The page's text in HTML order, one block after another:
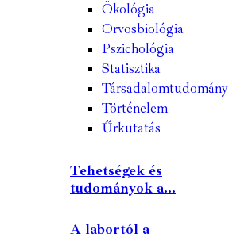
Ökológia
Orvosbiológia
Pszichológia
Statisztika
Társadalomtudomány
Történelem
Űrkutatás
Tehetségek és
tudományok a...
A labortól a